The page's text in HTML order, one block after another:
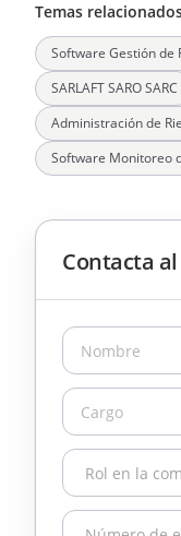
Temas
Software Gestión de
SARLAFT SARO SARC
Administración de
Software Monitoreo
Contacta